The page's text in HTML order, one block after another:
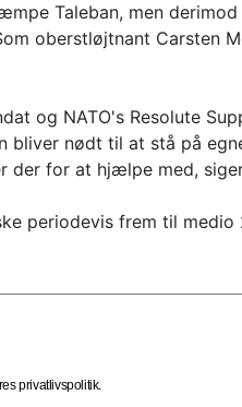
Taleban, men
oberstløjtnant Carsten
og NATO's Resolute
bliver nødt til at stå på
der for at hjælpe med,
periodevis frem til medio
privatlivspolitik.